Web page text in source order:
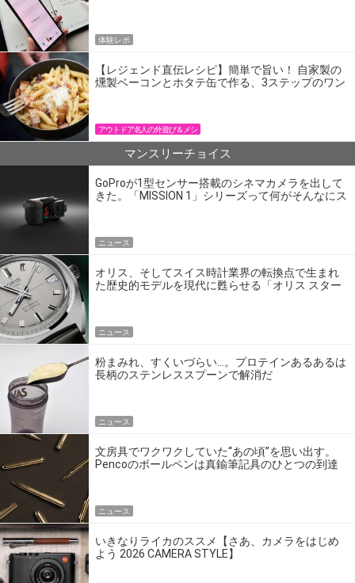
体験レポ
【レジェンド直伝レシピ】簡単で旨い！ 自家製の
燻製ベーコンとホタテ缶で作る、3ステップのワン
アウトドア名人の外遊び＆メシ
マンスリーチョイス
GoProが1型センサー搭載のシネマカメラを出して
きた。「MISSION 1」シリーズって何がそんなにス
ニュース
オリス、そしてスイス時計業界の転換点で生まれ
た歴史的モデルを現代に甦らせる「オリス スター
ニュース
粉まみれ、すくいづらい…。プロテインあるあるは
長柄のステンレススプーンで解消だ
ニュース
文房具でワクワクしていた“あの頃”を思い出す。
Pencoのボールペンは真鍮筆記具のひとつの到達
ニュース
いきなりライカのススメ【さあ、カメラをはじめ
よう 2026 CAMERA STYLE】